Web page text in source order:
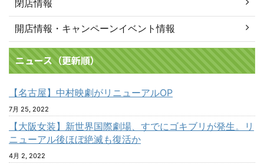
閉店情報
開店情報・キャンペーンイベント情報
ニュース（更新順）
【名古屋】中村映劇がリニューアルOP
7月 25, 2022
【大阪女装】新世界国際劇場、すでにゴキブリが発生。リ
ニューアル後ほぼ絶滅も復活か
4月 2, 2022